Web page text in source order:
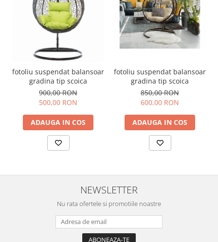
fotoliu suspendat balansoar
gradina tip scoica
900,00 RON
500,00 RON
ADAUGA IN COS
fotoliu suspendat balansoar
gradina tip scoica
850,00 RON
600,00 RON
ADAUGA IN COS
NEWSLETTER
Nu rata ofertele si promotiile noastre